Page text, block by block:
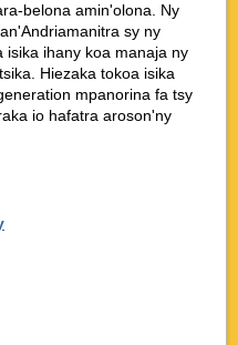
belona amin'olona. Ny
sy ny
isika ihany koa manaja ny
Hiezaka tokoa isika
mpanorina fa tsy
io hafatra aroson'ny